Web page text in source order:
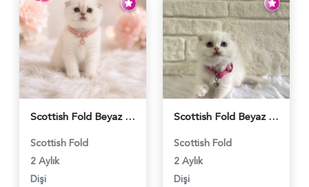
Scottish Fold Beyaz Güzellik 2 Aylık - 4690
Scottish Fold
2 Aylık
Dişi
Scottish Fold Beyaz Dişi Baby Face 2 Aylık - 3704
Scottish Fold
2 Aylık
Dişi